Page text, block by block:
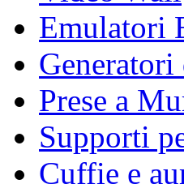
Emulatori
Generatori
Prese a
Supporti
Cuffie e